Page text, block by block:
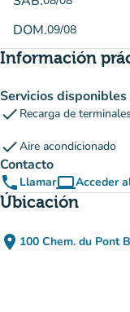
DOM.09/08
Información
Servicios disponibles
check Recarga de terminales
checkAire acondicionado
Contacto
phone LlamarcomputerAcceder
Úbicación
place 100 Chem. du Pont